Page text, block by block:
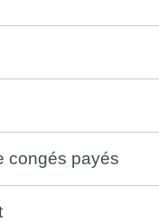
congés payés